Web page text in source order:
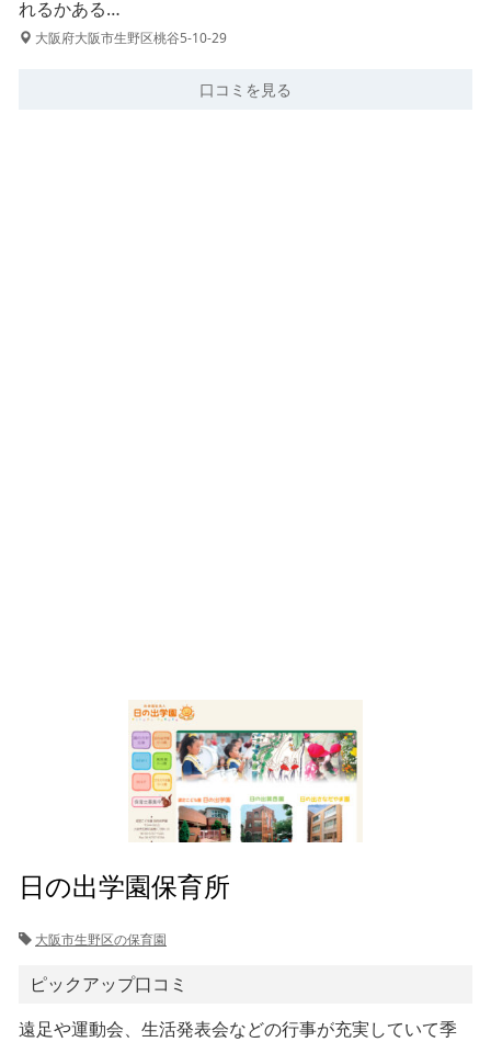
れるかある…
大阪府大阪市生野区桃谷5-10-29
口コミを見る
日の出学園保育所
大阪市生野区の保育園
ピックアップ口コミ
遠足や運動会、生活発表会などの行事が充実していて季